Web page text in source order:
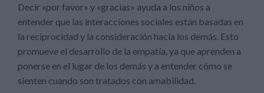
Decir «por favor» y «gracias» ayuda a los niños a
entender que las interacciones sociales están basadas en
la reciprocidad y la consideración hacia los demás. Esto
promueve el desarrollo de la empatía, ya que aprenden a
ponerse en el lugar de los demás y a entender cómo se
sienten cuando son tratados con amabilidad.